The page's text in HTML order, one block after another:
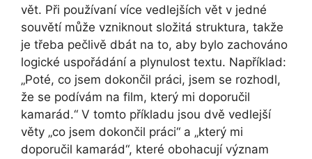
vět. Při používaní více vedlejších vět v jedné
souvětí může vzniknout složitá struktura, takže
je třeba pečlivě dbát na to, aby bylo zachováno
logické uspořádání a plynulost textu. Například:
„Poté, co jsem dokončil práci, jsem se rozhodl,
že se podívám na film, který mi doporučil
kamarád.“ V tomto příkladu jsou dvě vedlejší
věty „co jsem dokončil práci“ a „který mi
doporučil kamarád“, které obohacují význam